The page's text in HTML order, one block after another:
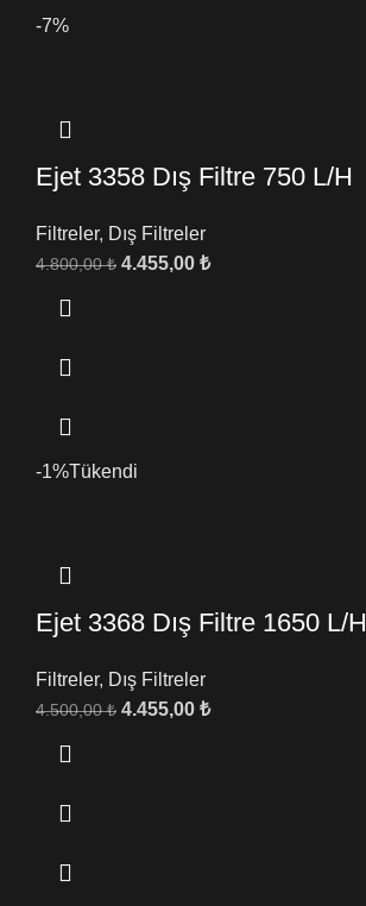
-7%
Ejet 3358 Dış Filtre 750 L/H
Filtreler, Dış Filtreler
4.800,00₺ 4.455,00 ₺
-1%Tükendi
Ejet 3368 Dış Filtre 1650 L/H
Filtreler, Dış Filtreler
4.500,00₺ 4.455,00 ₺